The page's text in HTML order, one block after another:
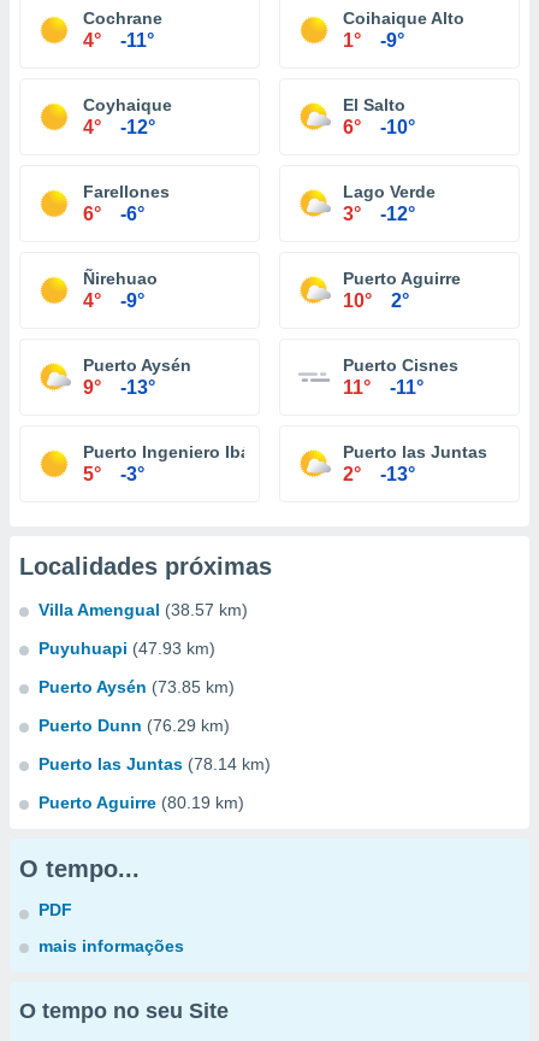
Cochrane
4° -11°
Coihaique Alto
1° -9°
Coyhaique
4° -12°
El Salto
6° -10°
Farellones
6° -6°
Lago Verde
3° -12°
Ñirehuao
4° -9°
Puerto Aguirre
10° 2°
Puerto Aysén
9° -13°
Puerto Cisnes
11° -11°
Puerto Ingeniero Ibáñez
5° -3°
Puerto las Juntas
2° -13°
Localidades próximas
Villa Amengual (38.57 km)
Puyuhuapi (47.93 km)
Puerto Aysén (73.85 km)
Puerto Dunn (76.29 km)
Puerto las Juntas (78.14 km)
Puerto Aguirre (80.19 km)
O tempo...
PDF
mais informações
O tempo no seu Site